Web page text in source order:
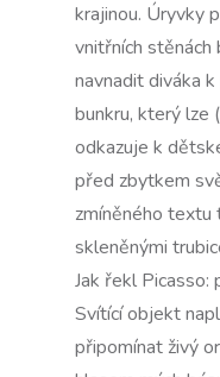
krajinou. Úryvky
vnitřních stěnách
navnadit diváka
bunkru, který lze
odkazuje k
před zbytkem
zmíněného
skleněnými
Jak řekl Picasso:
Svítící objekt
připomínat živý